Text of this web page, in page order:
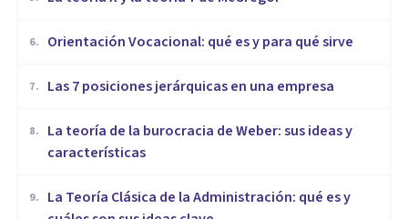
6. Orientación Vocacional: qué es y para qué sirve
7. Las 7 posiciones jerárquicas en una empresa
8.
La teoría de la burocracia de Weber: sus ideas y
características
9.
La Teoría Clásica de la Administración: qué es y